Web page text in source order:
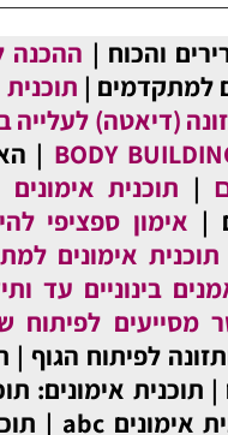
פיתוח הגוף -
תזונה לפני תחרות של
השרירית|מאמן
השלילי|מבנה
ותזונה לעליה במסת
|תוכנית
בתחום פיתוח
|חימום, גמישות
הגוף (כל שרירי
אימונים ותזונה
אימונים|תוכנית
תוכנית אימונים abc 5-6